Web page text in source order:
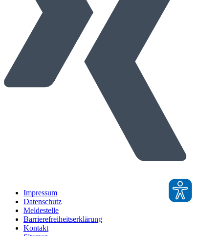
Impressum
Datenschutz
Meldestelle
Barrierefreiheitserklärung
Kontakt